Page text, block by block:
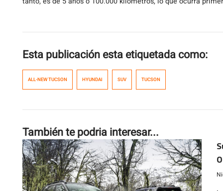
Esta publicación esta etiquetada como:
ALL-NEW TUCSON HYUNDAI SUV TUCSON
También te podria interesar...